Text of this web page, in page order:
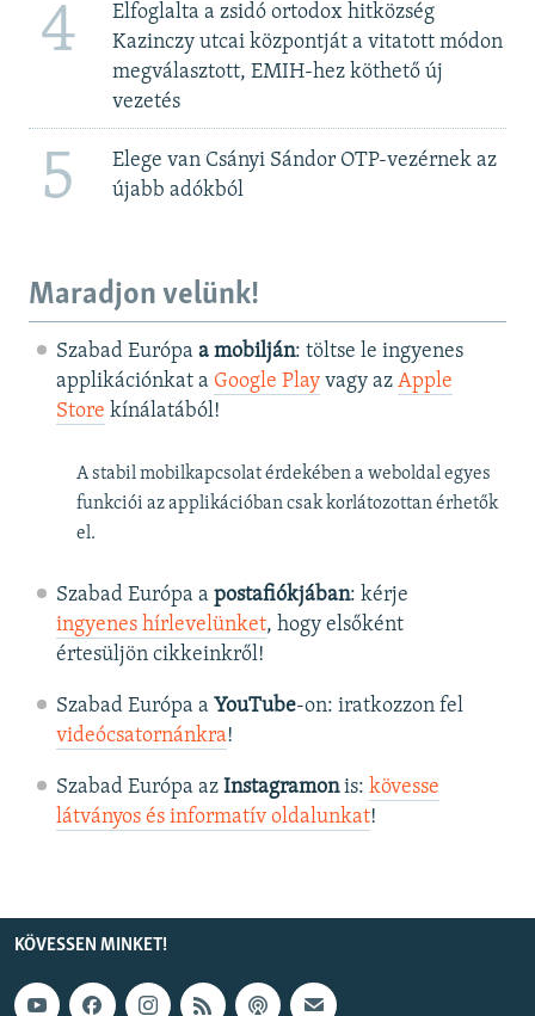
4
Elfoglalta a zsidó ortodox hitközség
Kazinczy utcai központját a vitatott módon
megválasztott, EMIH-hez köthető új
vezetés
5
Elege van Csányi Sándor OTP-vezérnek az
újabb adókból
Maradjon velünk!
Szabad Európa a mobilján: töltse le ingyenes
applikációnkat a Google Playvagy az Apple
Store kínálatából!
A stabil mobilkapcsolat érdekében a weboldal egyes
funkciói az applikációban csak korlátozottan érhetők
el.
Szabad Európa a postafiókjában: kérje
ingyenes hírlevelünket, hogy elsőként
értesüljön cikkeinkről!
Szabad Európa a YouTube-on: iratkozzon fel
videócsatornánkra!
Szabad Európa az Instagramonis: kövesse
látványos és informatív oldalunkat! ​
KÖVESSEN MINKET!